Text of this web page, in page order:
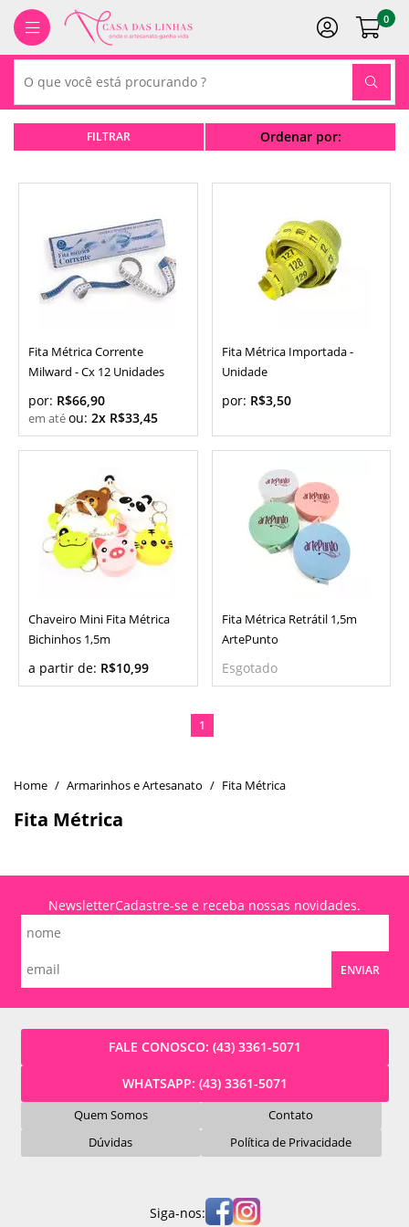
0
Armarinhos e Artesanato Fita Métrica
Fita Métrica
Ordenar por:
Fita Métrica Corrente
Milward - Cx 12 Unidades
por: R$66,90
ou: 2x R$33,45
Fita Métrica Importada -
Unidade
por: R$3,50
Chaveiro Mini Fita Métrica
Bichinhos 1,5m
a partir de: R$10,99
Fita Métrica Retrátil 1,5m
ArtePunto
Esgotado
1
NewsletterCadastre-se e receba nossas novidades.
ENVIAR
FALE CONOSCO: (43) 3361-5071
WHATSAPP: (43) 3361-5071
Quem Somos
Contato
Dúvidas
Política de Privacidade
Siga-nos: